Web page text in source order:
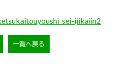
ijikaiin2
一覧へ戻る